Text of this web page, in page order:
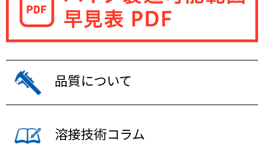
品質について
溶接技術コラム